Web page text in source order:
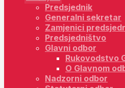
Predsjednik
Generalni sekretar
Zamjenici
Predsjedništvo
Glavni odbor
Rukovodstvo
O Glavnom
Nadzorni odbor